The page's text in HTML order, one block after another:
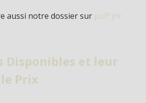
aussi notre dossier sur puff jnr
Disponibles et leur
Prix